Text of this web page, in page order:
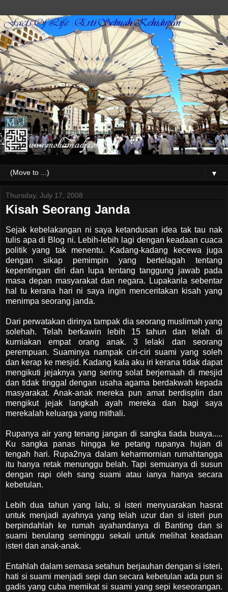
▼
Thursday, July 17, 2008
Kisah Seorang Janda
Sejak kebelakangan ni saya ketandusan idea tak tau nak
tulis apa di Blog ni. Lebih-lebih lagi dengan keadaan cuaca
politik yang tak menentu. Kadang-kadang kecewa juga
dengan sikap pemimpin yang bertelagah tentang
kepentingan diri dan lupa tentang tanggung jawab pada
masa depan masyarakat dan negara. Lupakanla sebentar
hal tu kerana hari ni saya ingin menceritakan kisah yang
menimpa seorang janda.
Dari perwatakan dirinya tampak dia seorang muslimah yang
solehah. Telah berkawin lebih 15 tahun dan telah di
kurniakan empat orang anak. 3 lelaki dan seorang
perempuan. Suaminya nampak ciri-ciri suami yang soleh
dan kerap ke mesjid. Kadang kala aku iri kerana tidak dapat
mengikuti jejaknya yang sering solat berjemaah di mesjid
dan tidak tinggal dengan usaha agama berdakwah kepada
masyarakat. Anak-anak mereka pun amat berdisplin dan
mengikut jejak langkah ayah mereka dan bagi saya
merekalah keluarga yang mithali.
Rupanya air yang tenang jangan di sangka tiada buaya.....
Ku sangka panas hingga ke petang rupanya hujan di
tengah hari. Rupa2nya dalam keharmornian rumahtangga
itu hanya retak menunggu belah. Tapi semuanya di susun
dengan rapi oleh sang suami atau ianya hanya secara
kebetulan.
Lebih dua tahun yang lalu, si isteri menyuarakan hasrat
untuk menjadi ayahnya yang telah uzur dan si isteri pun
berpindahlah ke rumah ayahandanya di Banting dan si
suami berulang seminggu sekali untuk melihat keadaan
isteri dan anak-anak.
Entahlah dalam semasa setahun berjauhan dengan si isteri,
hati si suami menjadi sepi dan secara kebetulan ada pun si
gadis yang cuba memikat si suami yang sepi keseorangan.